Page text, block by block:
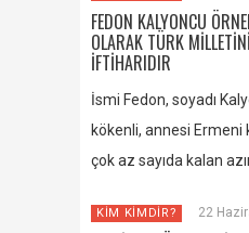
FEDON KALYONCU
OLARAK TÜRK
İFTİHARIDIR
İsmi Fedon, soyadı
kökenli, annesi
çok az sayıda kalan
KİM KİMDİR? 22